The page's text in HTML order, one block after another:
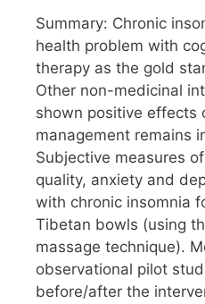
Summary: Chronic
health problem with
therapy as the gold
Other non-medicinal
shown positive effects
management remains
Subjective measures
quality, anxiety and
with chronic insomnia
Tibetan bowls (using
massage technique).
observational pilot
before/after the